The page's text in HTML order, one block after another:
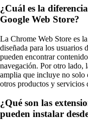
¿Cuál es la
Google Web Store?
La Chrome Web Store es
diseñada para los usuarios
pueden encontrar
navegación. Por otro lado,
amplia que incluye no solo
otros productos y servicios
¿Qué son las
pueden instalar